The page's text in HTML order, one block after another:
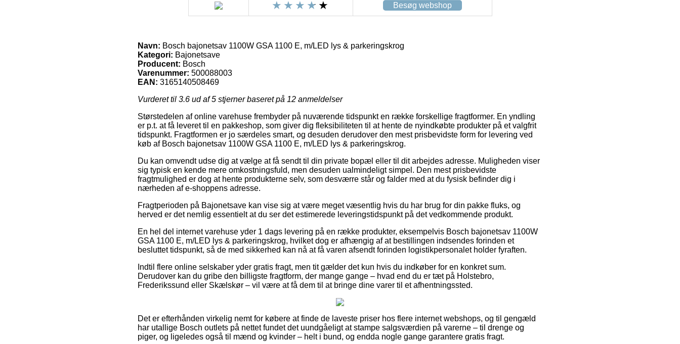
Besøg webshop
Navn: Bosch bajonetsav 1100W GSA 1100 E, m/LED lys & parkeringskrog
Kategori: Bajonetsave
Producent: Bosch
Varenummer: 500088003
EAN: 3165140508469
Vurderet til 3.6 ud af 5 stjerner baseret på 12 anmeldelser
Størstedelen af online varehuse frembyder på nuværende tidspunkt en række forskellige fragtformer. En yndling
er p.t. at få leveret til en pakkeshop, som giver dig fleksibiliteten til at hente de nyindkøbte produkter på et valgfrit
tidspunkt. Fragtformen er jo særdeles smart, og desuden derudover den mest prisbevidste form for levering ved
køb af Bosch bajonetsav 1100W GSA 1100 E, m/LED lys & parkeringskrog.
Du kan omvendt udse dig at vælge at få sendt til din private bopæl eller til dit arbejdes adresse. Muligheden viser
sig typisk en kende mere omkostningsfuld, men desuden ualmindeligt simpel. Den mest prisbevidste
fragtmulighed er dog at hente produkterne selv, som desværre står og falder med at du fysisk befinder dig i
nærheden af e-shoppens adresse.
Fragtperioden på Bajonetsave kan vise sig at være meget væsentlig hvis du har brug for din pakke fluks, og
herved er det nemlig essentielt at du ser det estimerede leveringstidspunkt på det vedkommende produkt.
En hel del internet varehuse yder 1 dags levering på en række produkter, eksempelvis Bosch bajonetsav 1100W
GSA 1100 E, m/LED lys & parkeringskrog, hvilket dog er afhængig af at bestillingen indsendes forinden et
besluttet tidspunkt, så de med sikkerhed kan nå at få varen afsendt forinden logistikpersonalet holder fyraften.
Indtil flere online selskaber yder gratis fragt, men tit gælder det kun hvis du indkøber for en konkret sum.
Derudover kan du gribe den billigste fragtform, der mange gange – hvad end du er tæt på Holstebro,
Frederikssund eller Skælskør – vil være at få dem til at bringe dine varer til et afhentningssted.
Det er efterhånden virkelig nemt for købere at finde de laveste priser hos flere internet webshops, og til gengæld
har utallige Bosch outlets på nettet fundet det uundgåeligt at stampe salgsværdien på varerne – til drenge og
piger, og ligeledes også til mænd og kvinder – helt i bund, og endda nogle gange garantere gratis fragt.